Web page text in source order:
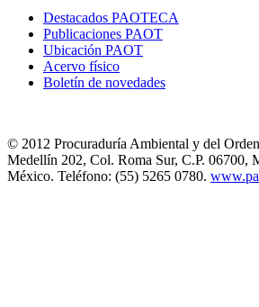
Destacados PAOTECA
Publicaciones PAOT
Ubicación PAOT
Acervo físico
Boletín de novedades
© 2012 Procuraduría Ambiental y del
Medellín 202, Col. Roma Sur, C.P. 06700,
México. Teléfono: (55) 5265 0780.